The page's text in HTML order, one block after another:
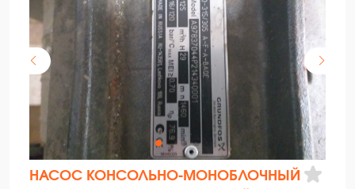
НАСОС КОНСОЛЬНО-МОНОБЛОЧНЫЙ